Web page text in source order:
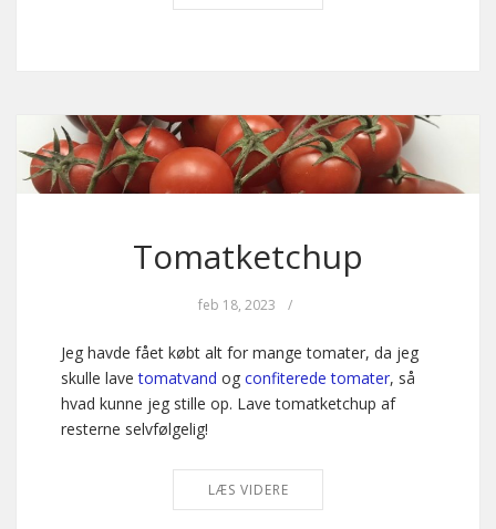
Tomatketchup
feb 18, 2023 /
Jeg havde fået købt alt for mange tomater, da jeg
skulle lavetomatvand og confiterede tomater, så
hvad kunne jeg stille op. Lave tomatketchup af
resterne selvfølgelig!
LÆS VIDERE